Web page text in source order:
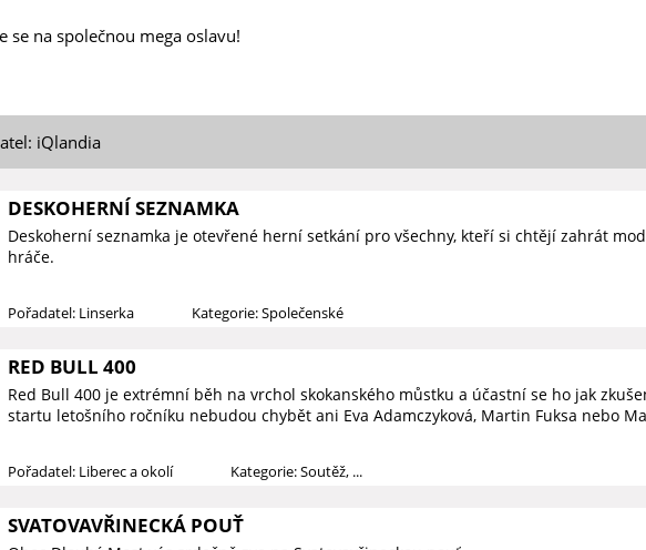
se na společnou mega oslavu!
iQlandia
DESKOHERNÍ SEZNAMKA
Deskoherní seznamka je otevřené herní setkání pro všechny, kteří si chtějí zahrát
hráče.
Pořadatel: Linserka Kategorie: Společenské
RED BULL 400
Red Bull 400 je extrémní běh na vrchol skokanského můstku a účastní se ho jak
startu letošního ročníku nebudou chybět ani Eva Adamczyková, Martin Fuksa nebo
Pořadatel: Liberec a okolí Kategorie: Soutěž, ...
SVATOVAVŘINECKÁ POUŤ